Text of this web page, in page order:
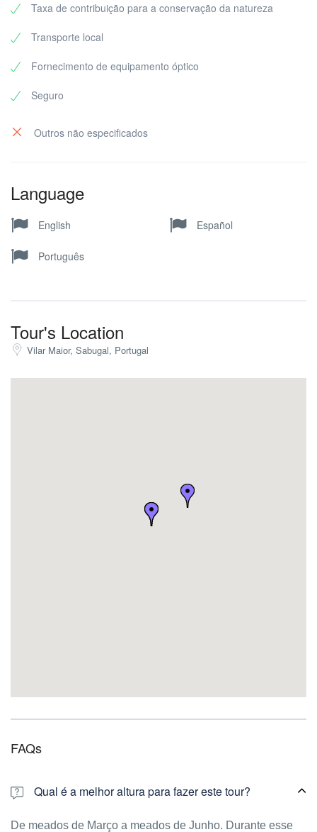
Taxa de contribuição para a conservação da natureza
Transporte local
Fornecimento de equipamento óptico
Seguro
Outros não especificados
Language
English Español
Português
Tour's Location
Vilar Maior, Sabugal, Portugal
FAQs
Qual é a melhor altura para fazer este tour?
De meados de Março a meados de Junho. Durante esse